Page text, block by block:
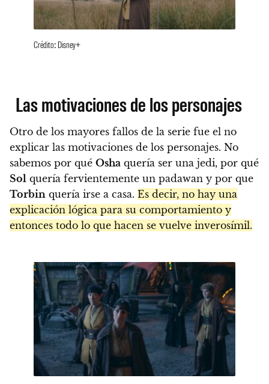
Crédito: Disney+
Las motivaciones de los personajes
Otro de los mayores fallos de la serie fue el no
explicar las motivaciones de los personajes. No
sabemos por qué Osha quería ser una jedi, por qué
Sol quería fervientemente un padawan y por que
Torbin quería irse a casa. Es decir, no hay una
explicación lógica para su comportamiento y
entonces todo lo que hacen se vuelve inverosímil.